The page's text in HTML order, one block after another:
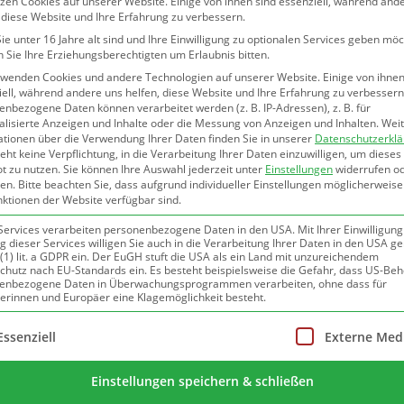
Für dieZusammenarbeitmit Ihrem
verschiedene Möglichkeiten, beispielsweise in
eines medialen Inputs, einer Praxiseinheit etc.
Beteiligungsmöglichkeiten Ihrerseits sind wir
uns einfach an!
Das Projekt wird gefördert durch:
Website und Ihre Erfahrung zu verbessern.
unter 16 Jahre alt sind und Ihre Einwilligung zu optionalen Services geben
Sie Ihre Erziehungsberechtigten um Erlaubnis bitten.
Cookies und andere Technologien auf unserer Website. Einige von
während andere uns helfen, diese Website und Ihre Erfahrung zu
Daten können verarbeitet werden (z. B. IP-Adressen), z. B. für
Anzeigen und Inhalte oder die Messung von Anzeigen und Inhalten.
über die Verwendung Ihrer Daten finden Sie in unserer
keine Verpflichtung, in die Verarbeitung Ihrer Daten einzuwilligen, um dieses
zu nutzen.Sie können Ihre Auswahl jederzeit unter Einstellungenwiderrufen
Bitte beachten Sie, dass aufgrund individueller Einstellungen
der Website verfügbar sind.
verarbeiten personenbezogene Daten in den USA. Mit Ihrer
dieser Services willigen Sie auch in die Verarbeitung Ihrer Daten in den USA
lit. a GDPR ein. Der EuGH stuft die USA als ein Land mit unzureichendem
nach EU-Standards ein. Es besteht beispielsweise die Gefahr, dass US-
Daten in Überwachungsprogrammen verarbeiten, ohne dass für
und Europäer eine Klagemöglichkeit besteht.
eine Liste der Service-Gruppen, für die eine Einwilligung
Externe
Einstellungen speichern & schließen